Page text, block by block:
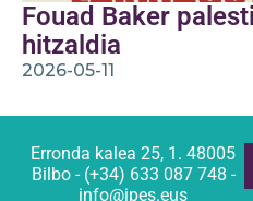
Fouad Baker
hitzaldia
2026-05-11
Erronda kalea 25, 1. 48005
Bilbo - (+34) 633 087 748 -
info@ipes.eus